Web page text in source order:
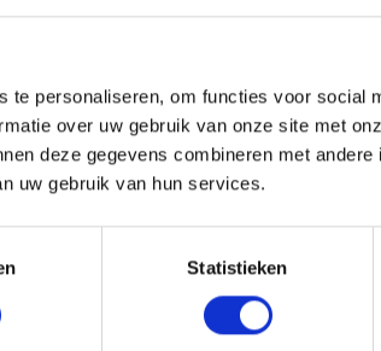
te personaliseren, om functies voor social
over uw gebruik van onze site met
deze gegevens combineren met
uw gebruik van hun services.
Statistieken